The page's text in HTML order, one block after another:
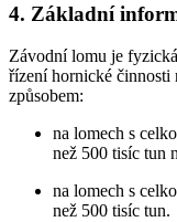
4. Základní
Závodní lomu je
řízení hornické činnosti
způsobem:
na lomech s
než 500 tisíc tun
na lomech s
než 500 tisíc tun.